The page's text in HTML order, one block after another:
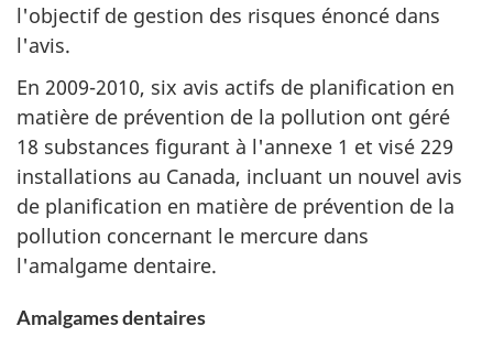
l'objectif de gestion des risques énoncé dans
l'avis.
En 2009-2010, six avis actifs de planification en
matière de prévention de la pollution ont géré
18 substances figurant à l'annexe 1 et visé 229
installations au Canada, incluant un nouvel avis
de planification en matière de prévention de la
pollution concernant le mercure dans
l'amalgame dentaire.
Amalgames dentaires